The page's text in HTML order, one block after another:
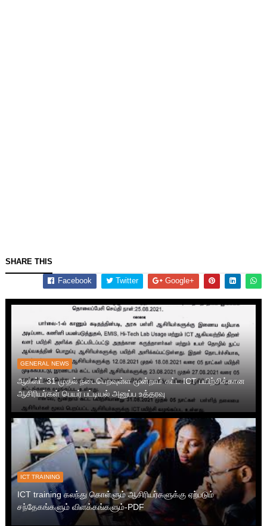
SHARE THIS
Facebook Twitter Google+
GENERAL NEWS
ஆகஸ்ட் 31 முதல் நடைபெறவுள்ள மூன்றாம் கட்ட ICT பயிற்சிக்கான
ஆசிரியர்கள் பெயர் பட்டியல் அனுப்ப உத்தரவு
ICT TRAINING
ICT training கலந்து கொள்ளும் ஆசிரியர்களுக்கு ஏற்படும்
சந்தேகங்களும் விளக்கங்களும்-PDF